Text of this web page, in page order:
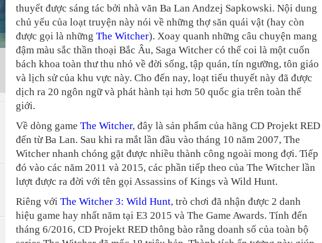
thuyết được sáng tác bởi nhà văn Ba Lan Andzej Sapkowski. Nội dung
chủ yếu của loạt truyện này nói về những thợ săn quái vật (hay còn
được gọi là những The Witcher). Xoay quanh những câu chuyện mang
đậm màu sắc thần thoại Bắc Âu, Saga Witcher có thể coi là một cuốn
bách khoa toàn thư thu nhỏ về đời sống, tập quán, tín ngưỡng, tôn giáo
và lịch sử của khu vực này. Cho đến nay, loạt tiểu thuyết này đã được
dịch ra 20 ngôn ngữ và phát hành tại hơn 50 quốc gia trên toàn thế
giới.
Về dòng game The Witcher, đây là sản phẩm của hãng CD Projekt RED
đến từ Ba Lan. Sau khi ra mắt lần đầu vào tháng 10 năm 2007, The
Witcher nhanh chóng gặt được nhiều thành công ngoài mong đợi. Tiếp
đó vào các năm 2011 và 2015, các phần tiếp theo của The Witcher lần
lượt được ra đời với tên gọi Assassins of Kings và Wild Hunt.
Riêng với The Witcher 3: Wild Hunt, trò chơi đã nhận được 2 danh
hiệu game hay nhất năm tại E3 2015 và The Game Awards. Tính đến
tháng 6/2016, CD Projekt RED thông bào rằng doanh số của toàn bộ